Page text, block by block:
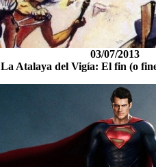
03/07/2013
La Atalaya del Vigía: El fin (o